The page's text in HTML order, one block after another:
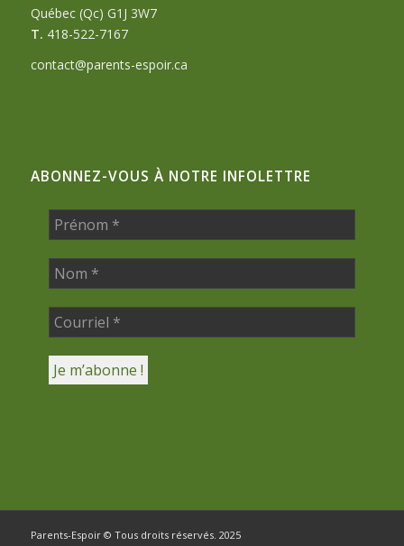
Québec (Qc) G1J 3W7
T. 418-522-7167
contact@parents-espoir.ca
ABONNEZ-VOUS À NOTRE INFOLETTRE
Parents-Espoir © Tous droits réservés. 2025